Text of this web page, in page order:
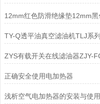
正确安全使用电加热器
浅析空气电加热器的安装与使用